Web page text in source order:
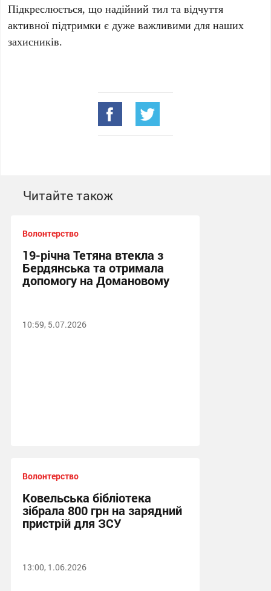
Підкреслюється, що надійний тил та відчуття
активної підтримки є дуже важливими для наших
захисників.
Читайте також
Волонтерство
19-річна Тетяна втекла з
Бердянська та отримала
допомогу на Домановому
10:59, 5.07.2026
Волонтерство
Ковельська бібліотека
зібрала 800 грн на зарядний
пристрій для ЗСУ
13:00, 1.06.2026